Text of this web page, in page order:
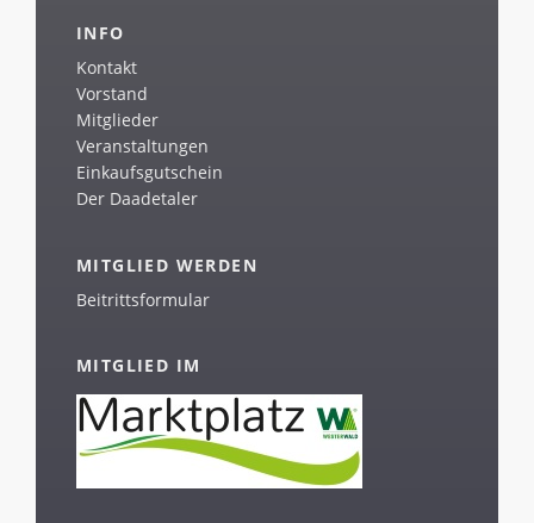
INFO
Kontakt
Vorstand
Mitglieder
Veranstaltungen
Einkaufsgutschein
Der Daadetaler
MITGLIED WERDEN
Beitrittsformular
MITGLIED IM